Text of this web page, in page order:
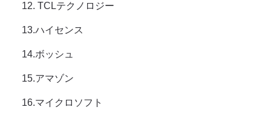
12. TCLテクノロジー
13.ハイセンス
14.ボッシュ
15.アマゾン
16.マイクロソフト